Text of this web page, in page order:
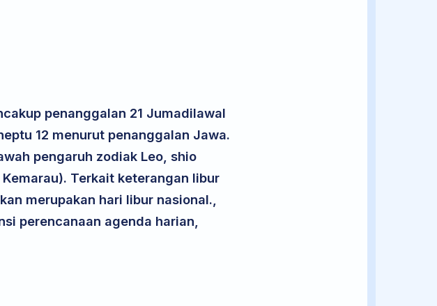
penanggalan 21 Jumadilawal
12 menurut penanggalan Jawa.
pengaruh zodiak Leo, shio
Terkait keterangan libur
merupakan hari libur nasional.,
perencanaan agenda harian,